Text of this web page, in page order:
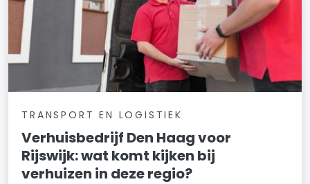
TRANSPORT EN LOGISTIEK
Verhuisbedrijf Den Haag voor
Rijswijk: wat komt kijken bij
verhuizen in deze regio?